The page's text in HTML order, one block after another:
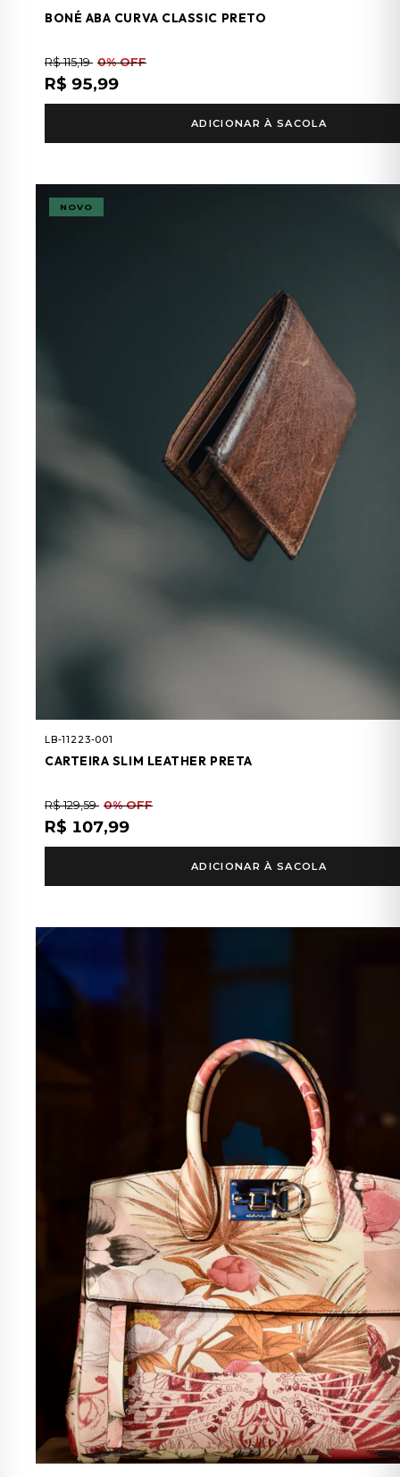
BONÉ ABA CURVA CLASSIC PRETO
R$ 115,19 0% OFF
R$ 95,99
ADICIONAR À SACOLA
NOVO
LB-11223-001
CARTEIRA SLIM LEATHER PRETA
R$ 129,59 0% OFF
R$ 107,99
ADICIONAR À SACOLA